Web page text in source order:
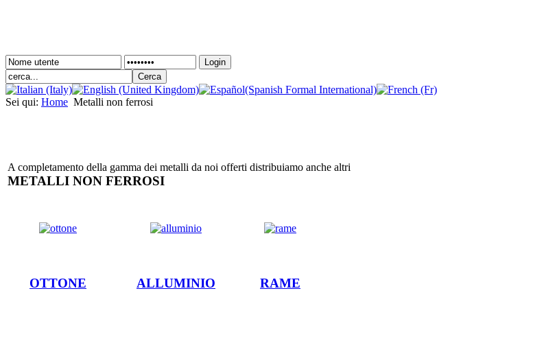
Login
Sei qui: Home Metalli non ferrosi
A completamento della gamma dei metalli da noi offerti distribuiamo anche altri
METALLI NON FERROSI
OTTONE ALLUMINIO RAME